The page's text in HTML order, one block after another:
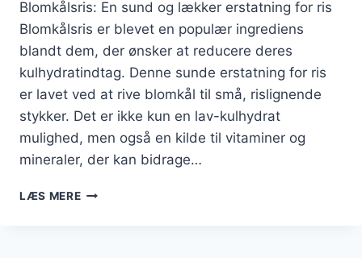
Blomkålsris: En sund og lækker erstatning for ris
Blomkålsris er blevet en populær ingrediens
blandt dem, der ønsker at reducere deres
kulhydratindtag. Denne sunde erstatning for ris
er lavet ved at rive blomkål til små, rislignende
stykker. Det er ikke kun en lav-kulhydrat
mulighed, men også en kilde til vitaminer og
mineraler, der kan bidrage…
LÆS MEREBLOMKÅLSRIS